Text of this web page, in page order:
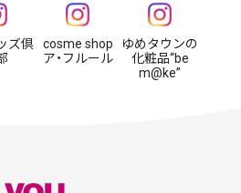
ズ倶
cosme shop
ア・フルール
ゆめタウンの
化粧品“be
m@ke”